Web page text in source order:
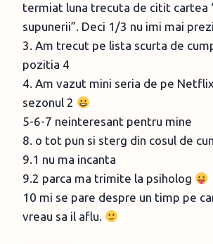
termiat luna trecuta de citit cartea
supunerii”. Deci 1/3 nu imi mai
3. Am trecut pe lista scurta de
pozitia 4
4. Am vazut mini seria de pe
sezonul 2
5-6-7 neinteresant pentru mine
8. o tot pun si sterg din cosul de
9.1 nu ma incanta
9.2 parca ma trimite la psiholog
10 mi se pare despre un timp pe
vreau sa il aflu.